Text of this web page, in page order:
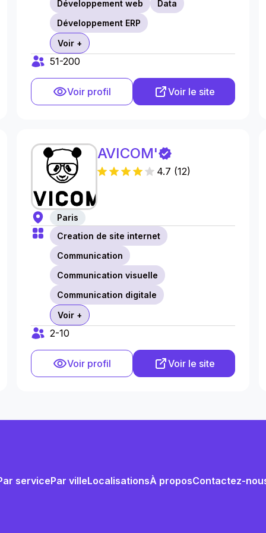
Développement web
Data
Développement ERP
Voir +
51-200
Voir profil Voir le site
AVICOM'
4.7 (12)
Paris
Creation de site internet
Communication
Communication visuelle
Communication digitale
Voir +
2-10
Voir profil Voir le site
servicePar villeLocalisationsÀ proposContactez-